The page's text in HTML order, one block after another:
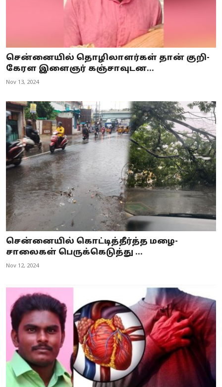
சென்னையில் தொழிலாளர்கள் தான் குறி-
கேரள இளைஞர் கஞ்சாவுடன...
Nov 13, 2024
சென்னையில் கொட்டித்தீர்த்த மழை-
சாலைகள் பெருக்கெடுத்து ...
Nov 12, 2024